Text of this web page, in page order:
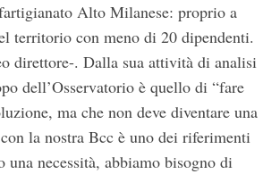
Alto Milanese: proprio a
territorio con meno di 20 dipendenti.
direttore-. Dalla sua attività di analisi
dell’Osservatorio è quello di “fare
ma che non deve diventare una
la nostra Bcc è uno dei riferimenti
necessità, abbiamo bisogno di